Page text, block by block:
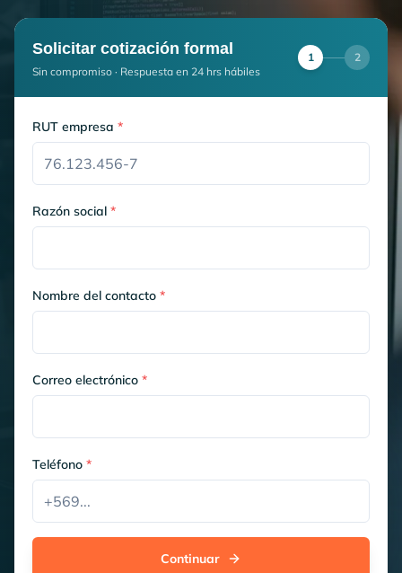
Solicitar cotización formal
Sin compromiso · Respuesta en 24 hrs hábiles
1 2
RUT empresa *
Razón social *
Nombre del contacto *
Correo electrónico *
Teléfono *
Continuar